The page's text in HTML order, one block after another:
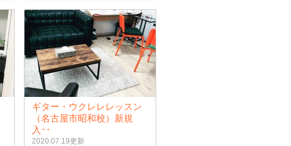
ギター・ウクレレレッスン
（名古屋市昭和校）新規
入･･
2020.07.19更新